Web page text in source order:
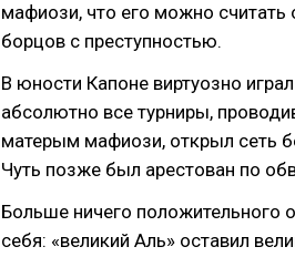
мафиози, что его можно
борцов с преступностью.
В юности Капоне виртуозно
абсолютно все турниры,
матерым мафиози, открыл сеть
Чуть позже был арестован по
Больше ничего положительного
себя: «великий Аль» оставил